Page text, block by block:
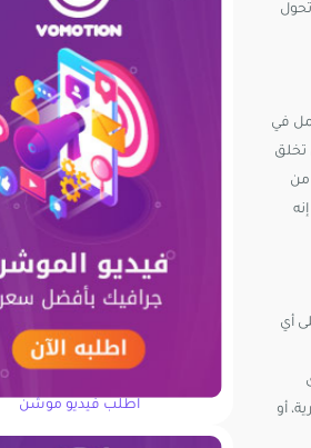
في
تخلق
من
أي
أو
اطلب فيديو موشن